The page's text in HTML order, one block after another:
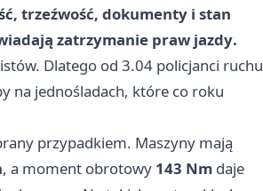
trzeźwość, dokumenty i stan
zatrzymanie praw jazdy.
Dlatego od 3.04 policjanci ruchu
na jednośladach, które co roku
przypadkiem. Maszyny mają
, a moment obrotowy 143 Nm daje